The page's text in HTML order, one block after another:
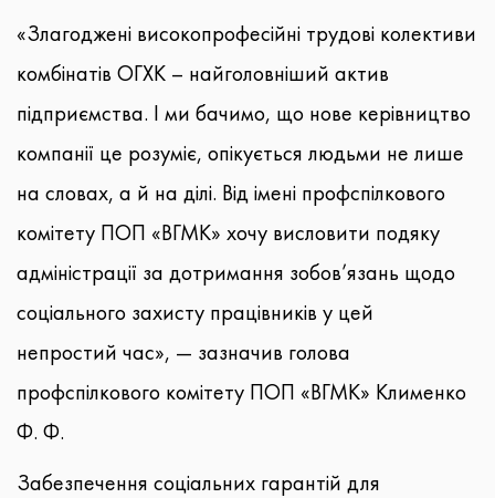
«Злагоджені високопрофесійні трудові колективи
комбінатів ОГХК – найголовніший актив
підприємства. І ми бачимо, що нове керівництво
компанії це розуміє, опікується людьми не лише
на словах, а й на ділі. Від імені профспілкового
комітету ПОП «ВГМК» хочу висловити подяку
адміністрації за дотримання зобов’язань щодо
соціального захисту працівників у цей
непростий час», — зазначив голова
профспілкового комітету ПОП «ВГМК» Клименко
Ф. Ф.
Забезпечення соціальних гарантій для